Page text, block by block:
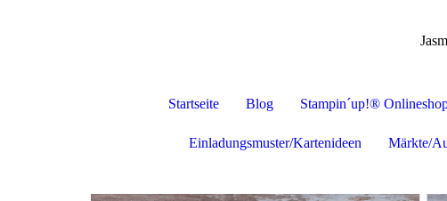
Startseite Blog Stampin´up!®
Einladungsmuster/Kartenideen Märkte/